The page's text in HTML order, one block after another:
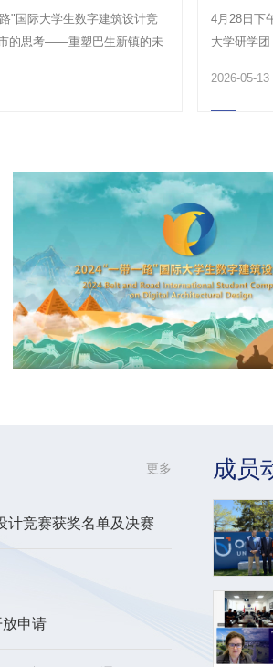
"国际大学生数字建筑设计竞
的思考——重塑巴生新镇的未
4月28日下
大学研学
2026-05-13
更多
计竞赛获奖名单及决赛
申请
成员